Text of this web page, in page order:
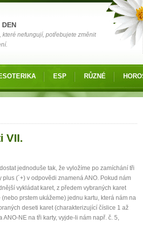
DEN
které nefungují, potřebujete změnit
ESP RŮZNÉ
VII.
jednoduše tak, že vyložíme po zamíchání tři
(´+) v odpovědi znamená ANO. Pokud nám
vykládat karet, z předem vybraných karet
prstem ukážeme) jednu kartu, která nám na
deseti karet (charakterizující číslice 1 až
NE na tři karty, vyjde-li nám např. č. 5,